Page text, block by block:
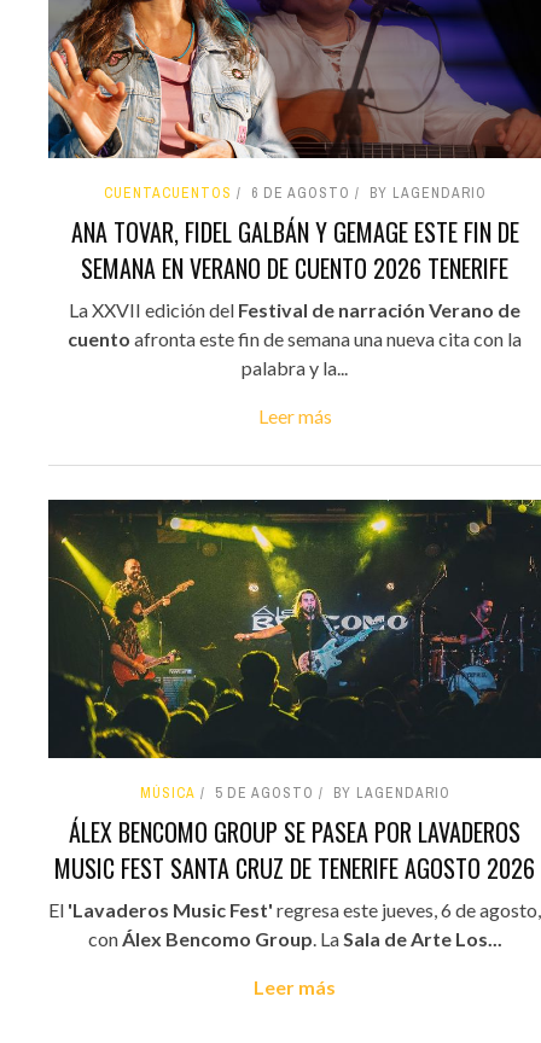
CUENTACUENTOS 6 DE AGOSTO BY LAGENDARIO
ANA TOVAR, FIDEL GALBÁN Y GEMAGE ESTE FIN DE
SEMANA EN VERANO DE CUENTO 2026 TENERIFE
La XXVII edición del Festival de narración Verano de
cuento afronta este fin de semana una nueva cita con la
palabra y la...
Leer más
MÚSICA 5 DE AGOSTO BY LAGENDARIO
ÁLEX BENCOMO GROUP SE PASEA POR LAVADEROS
MUSIC FEST SANTA CRUZ DE TENERIFE AGOSTO 2026
El 'Lavaderos Music Fest' regresa este jueves, 6 de agosto,
con Álex Bencomo Group . La Sala de Arte Los...
Leer más